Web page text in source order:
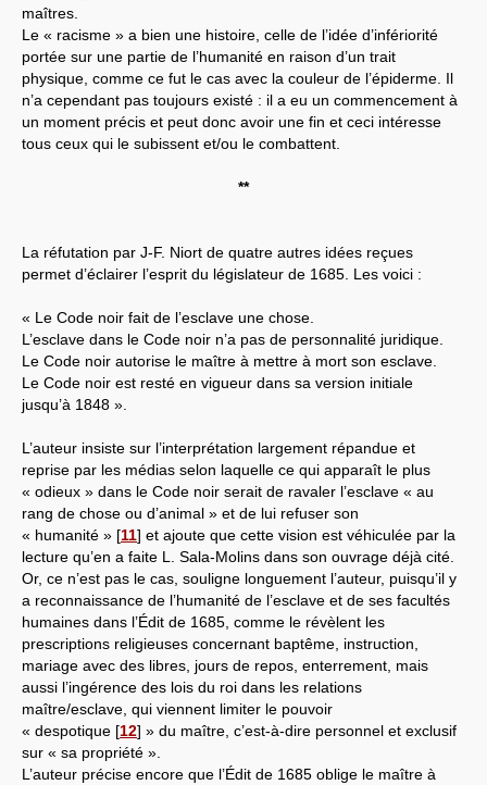
maîtres.
Le « racisme » a bien une histoire, celle de l’idée d’infériorité
portée sur une partie de l’humanité en raison d’un trait
physique, comme ce fut le cas avec la couleur de l’épiderme. Il
n’a cependant pas toujours existé : il a eu un commencement à
un moment précis et peut donc avoir une fin et ceci intéresse
tous ceux qui le subissent et/ou le combattent.
**
La réfutation par J-F. Niort de quatre autres idées reçues
permet d’éclairer l’esprit du législateur de 1685. Les voici :
« Le Code noir fait de l’esclave une chose.
L’esclave dans le Code noir n’a pas de personnalité juridique.
Le Code noir autorise le maître à mettre à mort son esclave.
Le Code noir est resté en vigueur dans sa version initiale
jusqu’à 1848 ».
L’auteur insiste sur l’interprétation largement répandue et
reprise par les médias selon laquelle ce qui apparaît le plus
« odieux » dans le Code noir serait de ravaler l’esclave « au
rang de chose ou d’animal » et de lui refuser son
« humanité » [11] et ajoute que cette vision est véhiculée par la
lecture qu’en a faite L. Sala-Molins dans son ouvrage déjà cité.
Or, ce n’est pas le cas, souligne longuement l’auteur, puisqu’il y
a reconnaissance de l’humanité de l’esclave et de ses facultés
humaines dans l’Édit de 1685, comme le révèlent les
prescriptions religieuses concernant baptême, instruction,
mariage avec des libres, jours de repos, enterrement, mais
aussi l’ingérence des lois du roi dans les relations
maître/esclave, qui viennent limiter le pouvoir
« despotique [12] » du maître, c’est-à-dire personnel et exclusif
sur « sa propriété ».
L’auteur précise encore que l’Édit de 1685 oblige le maître à